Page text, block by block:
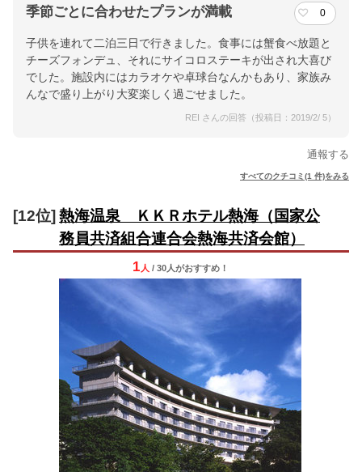
季節ごとに合わせたプランが満載 0
子供を連れて二泊三日で行きました。食事には蟹食べ放題と
チーズフォンデュ、それにサイコロステーキが出され大喜び
でした。施設内にはカラオケや卓球台なんかもあり、家族み
んなで盛り上がり大変楽しく過ごせました。
REI さんの回答（投稿日：2019/2/ 5）
通報する
すべてのクチコミ(1 件)をみる
[12位] 熱海温泉 ＫＫＲホテル熱海（国家公
務員共済組合連合会熱海共済会館）
1 人 / 30人がおすすめ！